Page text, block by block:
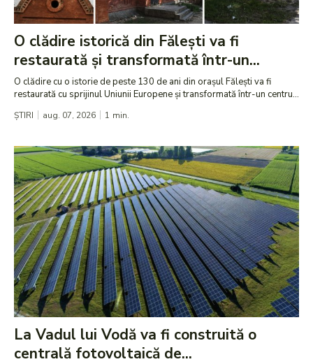
O clădire istorică din Fălești va fi
restaurată și transformată într-un...
O clădire cu o istorie de peste 130 de ani din orașul Fălești va fi
restaurată cu sprijinul Uniunii Europene și transformată într-un centru...
ȘTIRI aug. 07, 2026 1 min.
La Vadul lui Vodă va fi construită o
centrală fotovoltaică de...